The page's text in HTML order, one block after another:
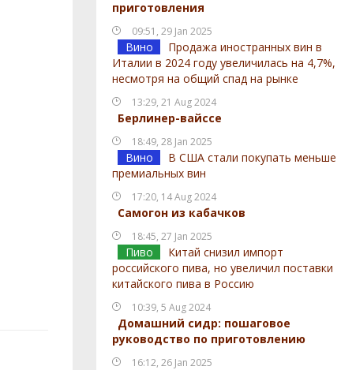
приготовления
09:51, 29 Jan 2025
Вино
Продажа иностранных вин в
Италии в 2024 году увеличилась на 4,7%,
несмотря на общий спад на рынке
13:29, 21 Aug 2024
Берлинер-вайссе
18:49, 28 Jan 2025
Вино
В США стали покупать меньше
премиальных вин
17:20, 14 Aug 2024
Самогон из кабачков
18:45, 27 Jan 2025
Пиво
Китай снизил импорт
российского пива, но увеличил поставки
китайского пива в Россию
10:39, 5 Aug 2024
Домашний сидр: пошаговое
руководство по приготовлению
16:12, 26 Jan 2025